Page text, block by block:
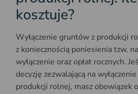
kosztuje?
Wyłączenie gruntów z produkcji
z koniecznością poniesienia tzw.
wyłączenie oraz opłat rocznych.
decyzję zezwalającą na
produkcji rolnej, masz obowiązek